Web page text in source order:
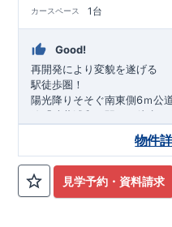
カースペース 1台
Good!
再開発により変貌を遂げる
駅徒歩圏！
陽光降りそそぐ南東側6ｍ公
線「 武蔵浦和 」駅まで徒歩15
JR埼京線「北
​◆設計・建設性能評価ｗ取得
宅性能評価】
評価しております！ ​ 【建設
関 により、建物完成までに 計
​◆子育て環境良好！ ​ 辻小学
見学予約・資料請求
物件